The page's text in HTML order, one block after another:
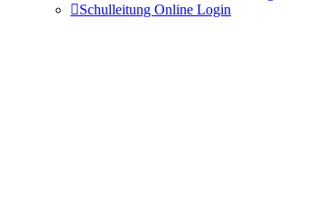
Schulleitung Online Login